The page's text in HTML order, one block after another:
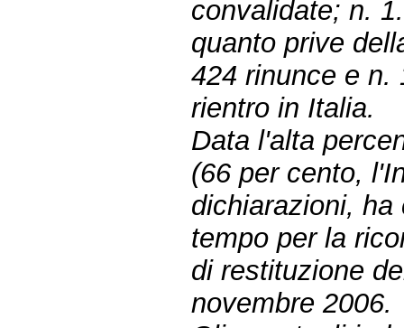
convalidate; n.
quanto prive
424 rinunce e n.
rientro in Italia.
Data l'alta
(66 per cento,
dichiarazioni,
tempo per la
di restituzione
novembre 2006.